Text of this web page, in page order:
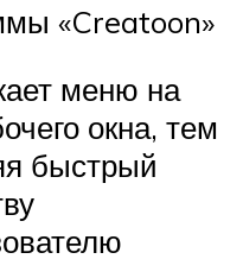
«Creatoon»
меню на
окна, тем
быстрый